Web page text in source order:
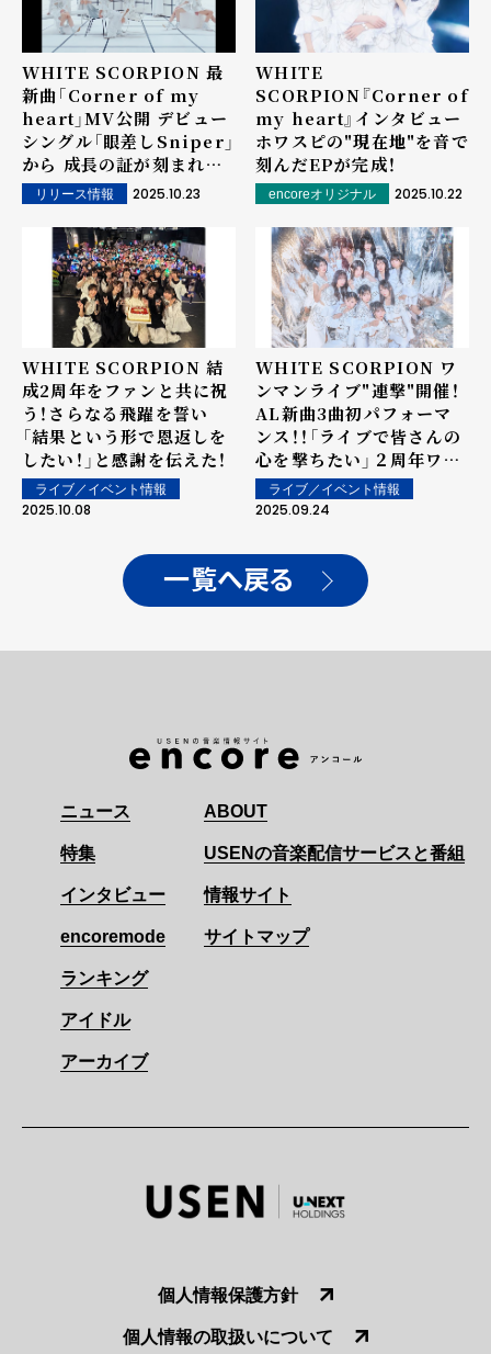
WHITE SCORPION 最
新曲「Corner of my
heart」MV公開 デビュー
シングル「眼差しSniper」
から 成長の証が刻まれた
クールな仕上がりに！
リリース情報 2025.10.23
WHITE
SCORPION『Corner of
my heart』インタビュー――
ホワスピの"現在地"を音で
刻んだEPが完成！
encoreオリジナル 2025.10.22
WHITE SCORPION 結
成2周年をファンと共に祝
う！さらなる飛躍を誓い
「結果という形で恩返しを
したい！」と感謝を伝えた！
ライブ／イベント情報
2025.10.08
WHITE SCORPION ワ
ンマンライブ"連撃"開催！
AL新曲3曲初パフォーマ
ンス！！「ライブで皆さんの
心を撃ちたい」２周年ワン
マン、ドラマ配信、初海外
公演決定！！
ライブ／イベント情報
2025.09.24
一覧へ戻る
ニュース
特集
インタビュー
encoremode
ランキング
アイドル
アーカイブ
ABOUT
USENの音楽配信サービスと番組
情報サイト
サイトマップ
個人情報保護方針
個人情報の取扱いについて